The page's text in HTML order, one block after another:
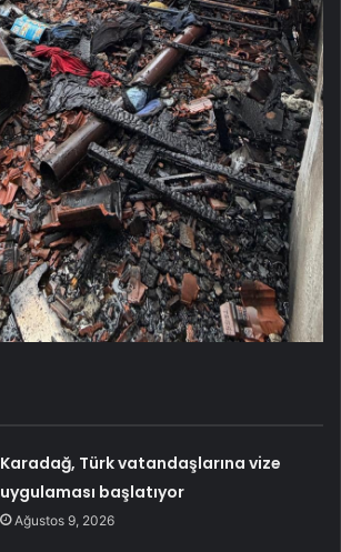
Karadağ, Türk vatandaşlarına vize
uygulaması başlatıyor
Ağustos 9, 2026